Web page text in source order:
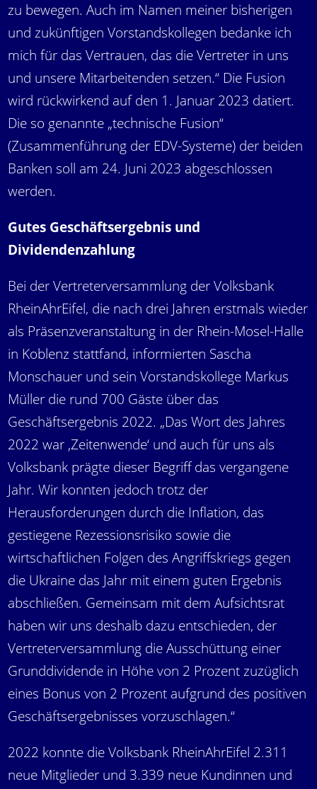
zu bewegen. Auch im Namen meiner bisherigen
und zukünftigen Vorstandskollegen bedanke ich
mich für das Vertrauen, das die Vertreter in uns
und unsere Mitarbeitenden setzen.“ Die Fusion
wird rückwirkend auf den 1. Januar 2023 datiert.
Die so genannte „technische Fusion“
(Zusammenführung der EDV-Systeme) der beiden
Banken soll am 24. Juni 2023 abgeschlossen
werden.
Gutes Geschäftsergebnis und
Dividendenzahlung
Bei der Vertreterversammlung der Volksbank
RheinAhrEifel, die nach drei Jahren erstmals wieder
als Präsenzveranstaltung in der Rhein-Mosel-Halle
in Koblenz stattfand, informierten Sascha
Monschauer und sein Vorstandskollege Markus
Müller die rund 700 Gäste über das
Geschäftsergebnis 2022. „Das Wort des Jahres
2022 war ‚Zeitenwende‘ und auch für uns als
Volksbank prägte dieser Begriff das vergangene
Jahr. Wir konnten jedoch trotz der
Herausforderungen durch die Inflation, das
gestiegene Rezessionsrisiko sowie die
wirtschaftlichen Folgen des Angriffskriegs gegen
die Ukraine das Jahr mit einem guten Ergebnis
abschließen. Gemeinsam mit dem Aufsichtsrat
haben wir uns deshalb dazu entschieden, der
Vertreterversammlung die Ausschüttung einer
Grunddividende in Höhe von 2 Prozent zuzüglich
eines Bonus von 2 Prozent aufgrund des positiven
Geschäftsergebnisses vorzuschlagen.“
2022 konnte die Volksbank RheinAhrEifel 2.311
neue Mitglieder und 3.339 neue Kundinnen und